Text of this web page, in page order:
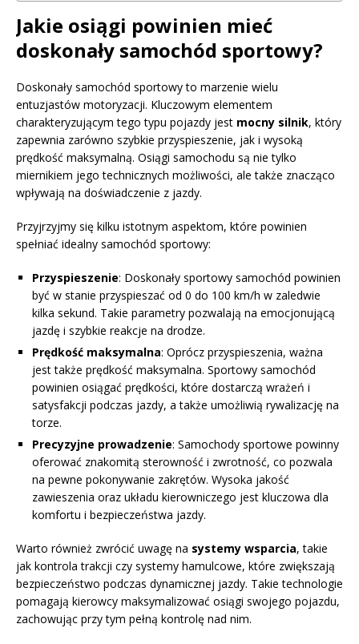
Jakie osiągi powinien mieć
doskonały samochód sportowy?
Doskonały samochód sportowy to marzenie wielu
entuzjastów motoryzacji. Kluczowym elementem
charakteryzującym tego typu pojazdy jest mocny silnik, który
zapewnia zarówno szybkie przyspieszenie, jak i wysoką
prędkość maksymalną. Osiągi samochodu są nie tylko
miernikiem jego technicznych możliwości, ale także znacząco
wpływają na doświadczenie z jazdy.
Przyjrzyjmy się kilku istotnym aspektom, które powinien
spełniać idealny samochód sportowy:
Przyspieszenie: Doskonały sportowy samochód powinien
być w stanie przyspieszać od 0 do 100 km/h w zaledwie
kilka sekund. Takie parametry pozwalają na emocjonującą
jazdę i szybkie reakcje na drodze.
Prędkość maksymalna: Oprócz przyspieszenia, ważna
jest także prędkość maksymalna. Sportowy samochód
powinien osiągać prędkości, które dostarczą wrażeń i
satysfakcji podczas jazdy, a także umożliwią rywalizację na
torze.
Precyzyjne prowadzenie: Samochody sportowe powinny
oferować znakomitą sterowność i zwrotność, co pozwala
na pewne pokonywanie zakrętów. Wysoka jakość
zawieszenia oraz układu kierowniczego jest kluczowa dla
komfortu i bezpieczeństwa jazdy.
Warto również zwrócić uwagę na systemy wsparcia, takie
jak kontrola trakcji czy systemy hamulcowe, które zwiększają
bezpieczeństwo podczas dynamicznej jazdy. Takie technologie
pomagają kierowcy maksymalizować osiągi swojego pojazdu,
zachowując przy tym pełną kontrolę nad nim.